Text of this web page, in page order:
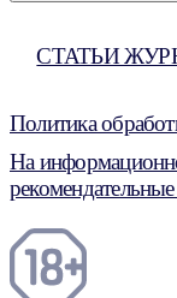
СТАТЬИ
Политика
На